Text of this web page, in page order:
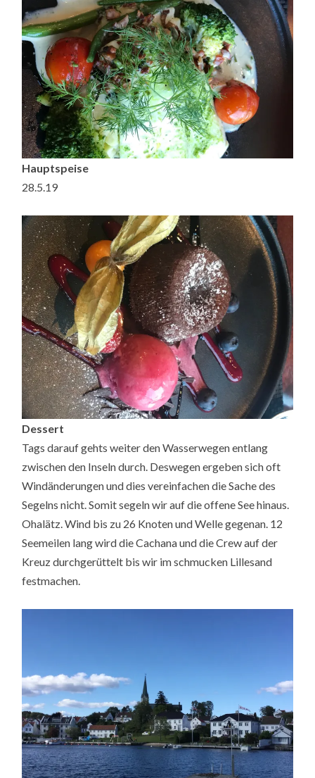
Hauptspeise
28.5.19
Dessert
Tags darauf gehts weiter den Wasserwegen entlang
zwischen den Inseln durch. Deswegen ergeben sich oft
Windänderungen und dies vereinfachen die Sache des
Segelns nicht. Somit segeln wir auf die offene See hinaus.
Ohalätz. Wind bis zu 26 Knoten und Welle gegenan. 12
Seemeilen lang wird die Cachana und die Crew auf der
Kreuz durchgerüttelt bis wir im schmucken Lillesand
festmachen.